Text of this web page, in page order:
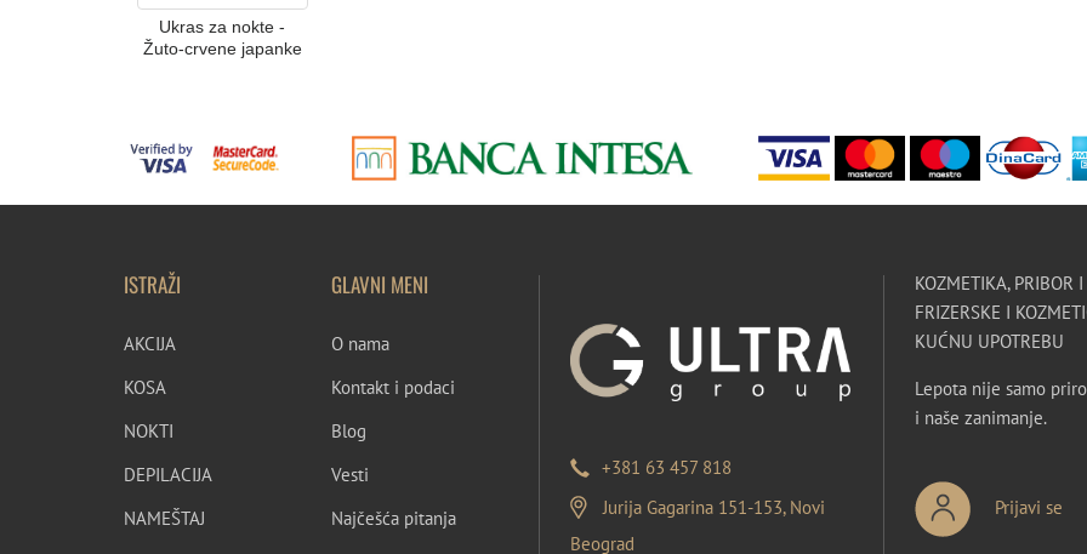
Ukras za nokte -
Žuto-crvene japanke
ISTRAŽI
AKCIJA
KOSA
NOKTI
DEPILACIJA
NAMEŠTAJ
GLAVNI MENI
O nama
Kontakt i podaci
Blog
Vesti
Najčešća pitanja
+381 63 457 818
Jurija Gagarina 151-153, Novi
Beograd
KOZMETIKA, PRIBOR
FRIZERSKE I
KUĆNU UPOTREBU
Lepota nije samo
i naše zanimanje.
Prijavi se